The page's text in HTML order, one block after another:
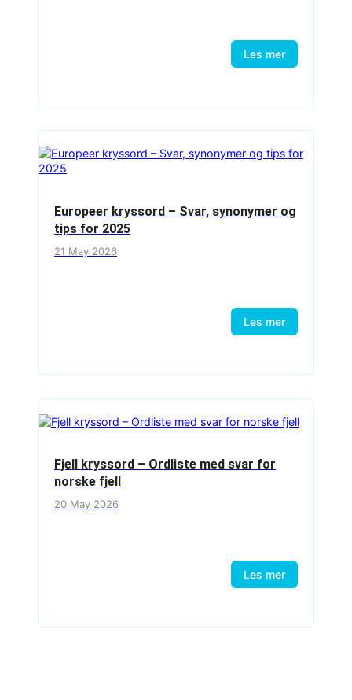
Les mer
Europeer kryssord – Svar, synonymer og
tips for 2025
21 May 2026
Les mer
Fjell kryssord – Ordliste med svar for
norske fjell
20 May 2026
Les mer